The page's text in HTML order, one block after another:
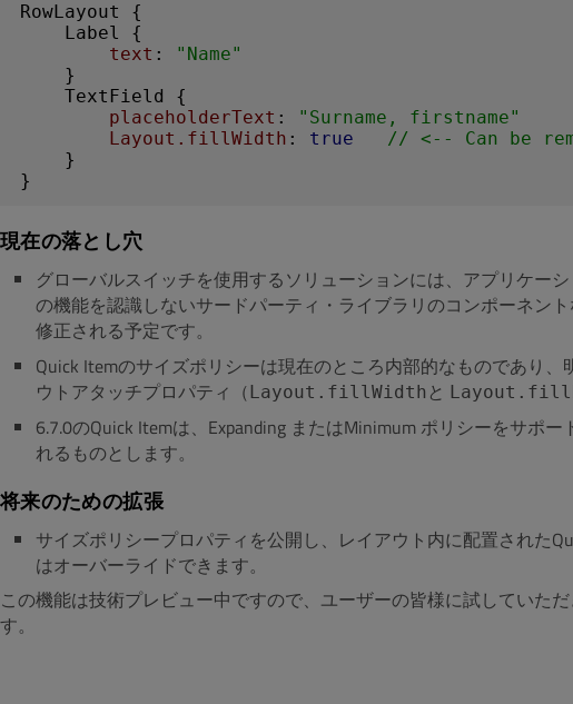
RowLayout
{
Label
{
text :
"Name"
    }
TextField
{
placeholderText :
"Surname, firstname"
Layout.fillWidth : true
// <-- Can be
    }
現在の落とし穴
グローバルスイッチを使用するソリューションには、アプリケー
の機能を認識しないサードパーティ・ライブラリのコンポーネン
修正される予定です。
Quick Itemのサイズポリシーは現在のところ内部的なものであり
ウトアタッチプロパティ（Layout.fillWidthと
6.7.0のQuick Itemは、 Expanding またはMinimum ポリシーをサポー
れるものとします。
将来のための拡張
サイズポリシープロパティを公開し、レイアウト内に配置された
はオーバーライドできます。
この機能は技術プレビュー中ですので、ユーザーの皆様に試していた
す。